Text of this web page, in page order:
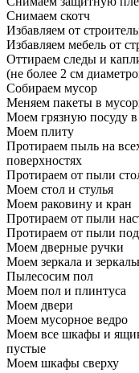
Снимаем скотч
Избавляем от
Избавляем мебель от
Оттираем следы и
(не более 2 см
Собираем мусор
Меняем пакеты в
Моем грязную посуду в
Моем плиту
Протираем пыль на
поверхностях
Протираем от пыли
Моем стол и стулья
Моем раковину и кран
Протираем от пыли
Протираем от пыли
Моем дверные ручки
Моем зеркала и
Пылесосим пол
Моем пол и плинтуса
Моем двери
Моем мусорное ведро
Моем все шкафы и
пустые
Моем шкафы сверху